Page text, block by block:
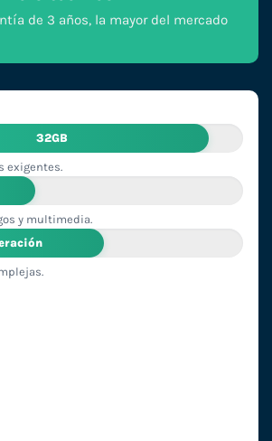
de 3 años, la mayor del mercado
32GB
exigentes.
y multimedia.